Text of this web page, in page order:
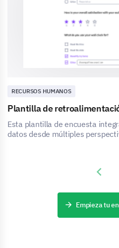
RECURSOS HUMANOS
Plantilla de
Esta plantilla de encuesta
datos desde múltiples
Empieza tu